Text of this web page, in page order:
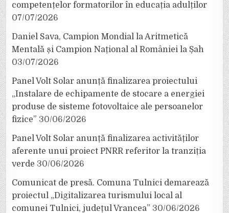
competențelor formatorilor în educația adulților
07/07/2026
Daniel Sava, Campion Mondial la Aritmetică
Mentală și Campion Național al României la Șah
03/07/2026
Panel Volt Solar anunță finalizarea proiectului
„Instalare de echipamente de stocare a energiei
produse de sisteme fotovoltaice ale persoanelor
fizice” 30/06/2026
Panel Volt Solar anunță finalizarea activităților
aferente unui proiect PNRR referitor la tranziția
verde 30/06/2026
Comunicat de presă. Comuna Tulnici demarează
proiectul „Digitalizarea turismului local al
comunei Tulnici, județul Vrancea” 30/06/2026